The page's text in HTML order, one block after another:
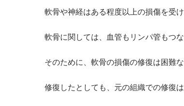
軟骨や神経はある程度以上の損傷を受
軟骨に関しては、血管もリンパ管もつ
そのために、軟骨の損傷の修復は困難
修復したとしても、元の組織での修復